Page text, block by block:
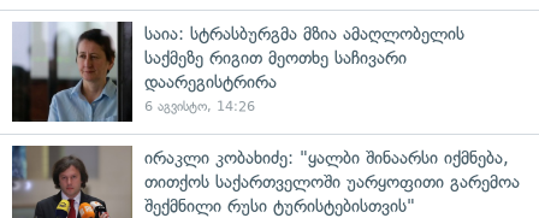
საია: სტრასბურგმა მზია ამაღლობელის
საქმეზე რიგით მეოთხე საჩივარი
დაარეგისტრირა
6 აგვისტო, 14:26
ირაკლი კობახიძე: "ყალბი შინაარსი იქმნება,
თითქოს საქართველოში უარყოფითი გარემოა
შექმნილი რუსი ტურისტებისთვის"